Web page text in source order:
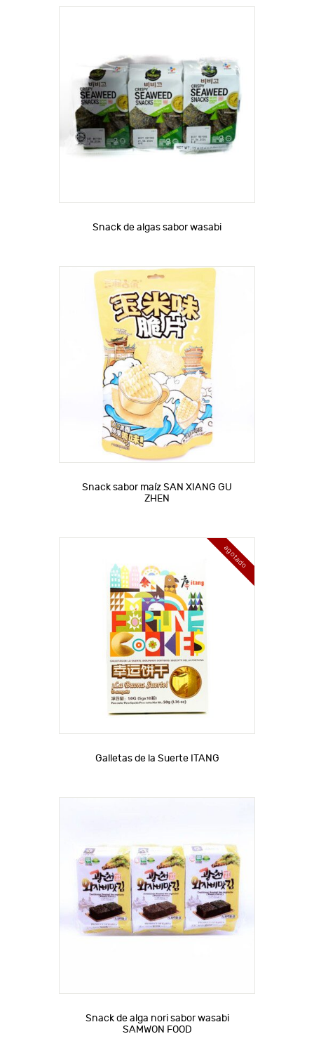
Snack de algas sabor wasabi
Snack sabor maíz SAN XIANG GU
ZHEN
agotado
Galletas de la Suerte ITANG
Snack de alga nori sabor wasabi
SAMWON FOOD